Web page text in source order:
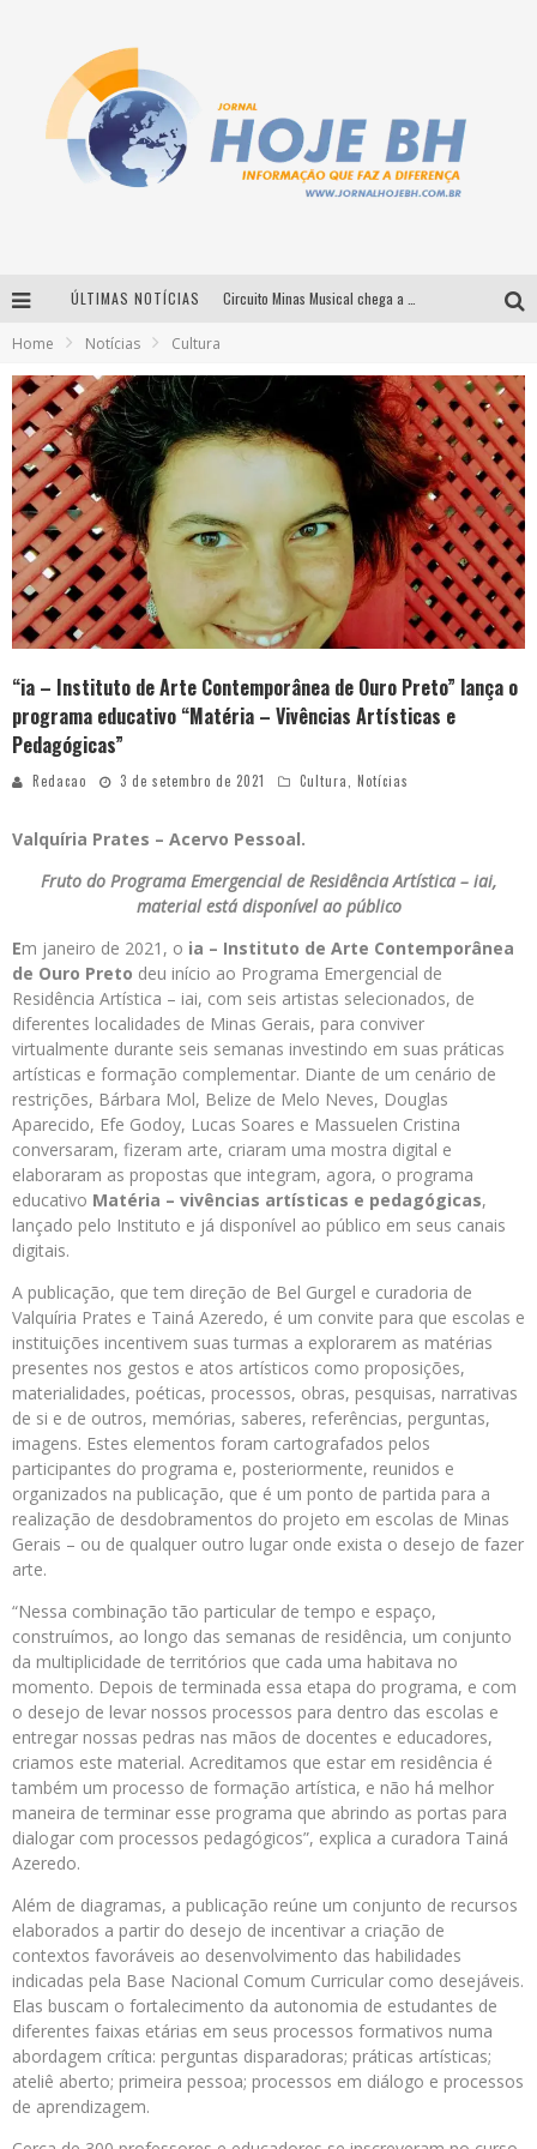
ÚLTIMAS NOTÍCIAS
Simone celebra a força feminina e sua trajetória histórica na MPB em novo show “Que mulher é essa!?” em Belo Horizonte
Milton Guedes traz turnê “Milton Canta Lulu” a Belo Horizonte
Home Notícias Cultura
“ia – Instituto de Arte Contemporânea de Ouro Preto” lança o
programa educativo “Matéria – Vivências Artísticas e
Pedagógicas”
Redacao 3 de setembro de 2021 Cultura, Notícias
Valquíria Prates – Acervo Pessoal.
Fruto do Programa Emergencial de Residência Artística – iai,
material está disponível ao público
Em janeiro de 2021, o ia – Instituto de Arte Contemporânea
de Ouro Preto deu início ao Programa Emergencial de
Residência Artística – iai, com seis artistas selecionados, de
diferentes localidades de Minas Gerais, para conviver
virtualmente durante seis semanas investindo em suas práticas
artísticas e formação complementar. Diante de um cenário de
restrições, Bárbara Mol, Belize de Melo Neves, Douglas
Aparecido, Efe Godoy, Lucas Soares e Massuelen Cristina
conversaram, fizeram arte, criaram uma mostra digital e
elaboraram as propostas que integram, agora, o programa
educativo Matéria – vivências artísticas e pedagógicas,
lançado pelo Instituto e já disponível ao público em seus canais
digitais.
A publicação, que tem direção de Bel Gurgel e curadoria de
Valquíria Prates e Tainá Azeredo, é um convite para que escolas e
instituições incentivem suas turmas a explorarem as matérias
presentes nos gestos e atos artísticos como proposições,
materialidades, poéticas, processos, obras, pesquisas, narrativas
de si e de outros, memórias, saberes, referências, perguntas,
imagens. Estes elementos foram cartografados pelos
participantes do programa e, posteriormente, reunidos e
organizados na publicação, que é um ponto de partida para a
realização de desdobramentos do projeto em escolas de Minas
Gerais – ou de qualquer outro lugar onde exista o desejo de fazer
arte.
“Nessa combinação tão particular de tempo e espaço,
construímos, ao longo das semanas de residência, um conjunto
da multiplicidade de territórios que cada uma habitava no
momento. Depois de terminada essa etapa do programa, e com
o desejo de levar nossos processos para dentro das escolas e
entregar nossas pedras nas mãos de docentes e educadores,
criamos este material. Acreditamos que estar em residência é
também um processo de formação artística, e não há melhor
maneira de terminar esse programa que abrindo as portas para
dialogar com processos pedagógicos”, explica a curadora Tainá
Azeredo.
Além de diagramas, a publicação reúne um conjunto de recursos
elaborados a partir do desejo de incentivar a criação de
contextos favoráveis ao desenvolvimento das habilidades
indicadas pela Base Nacional Comum Curricular como desejáveis.
Elas buscam o fortalecimento da autonomia de estudantes de
diferentes faixas etárias em seus processos formativos numa
abordagem crítica: perguntas disparadoras; práticas artísticas;
ateliê aberto; primeira pessoa; processos em diálogo e processos
de aprendizagem.